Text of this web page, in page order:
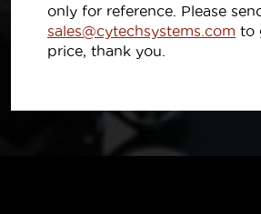
only for reference. Please
sales@cytechsystems.com to
price, thank you.